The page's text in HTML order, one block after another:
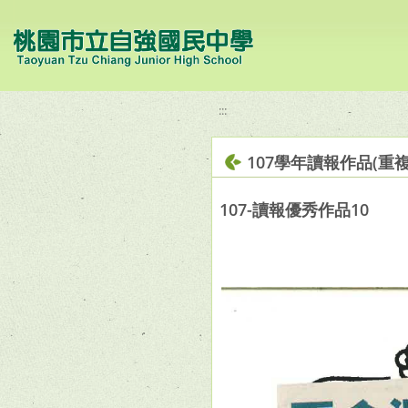
:::
107學年讀報作品(重
107-讀報優秀作品10